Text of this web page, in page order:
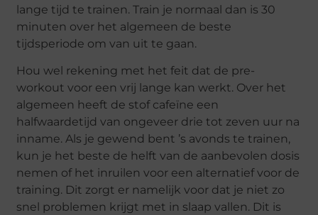
lange tijd te trainen. Train je normaal dan is 30
minuten over het algemeen de beste
tijdsperiode om van uit te gaan.
Hou wel rekening met het feit dat de pre-
workout voor een vrij lange kan werkt. Over het
algemeen heeft de stof cafeïne een
halfwaardetijd van ongeveer drie tot zeven uur na
inname. Als je gewend bent ’s avonds te trainen,
kun je het beste de helft van de aanbevolen dosis
nemen of het inruilen voor een alternatief voor de
training. Dit zorgt er namelijk voor dat je niet zo
snel problemen krijgt met in slaap vallen. Dit is